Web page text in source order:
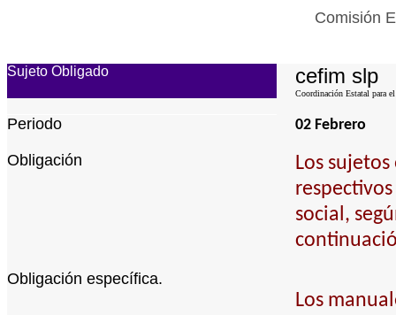
Comisión
Sujeto Obligado cefim slp
Coordinación Estatal para
Periodo 02 Febrero
Obligación
Los
social,
Obligación específica.
Los